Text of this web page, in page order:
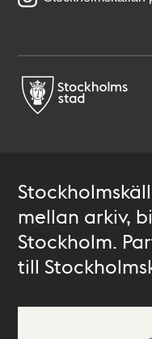
mellan arkiv,
Stockholm.
till